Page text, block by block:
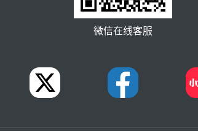
微信在线客服